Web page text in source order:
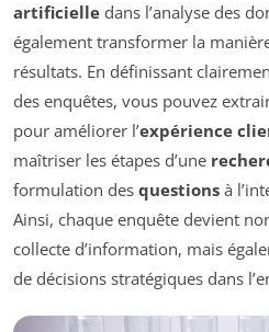
artificielle dans l’analyse des
également transformer la
résultats. En définissant
des enquêtes, vous pouvez
pour améliorer l’expérience
maîtriser les étapes d’une
formulation des questions à
Ainsi, chaque enquête devient
collecte d’information, mais
de décisions stratégiques dans